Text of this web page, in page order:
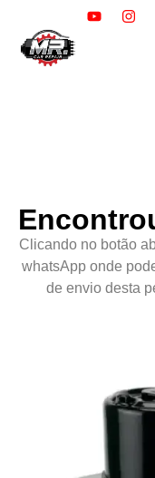
Clicando no botão
whatsApp onde
de envio desta